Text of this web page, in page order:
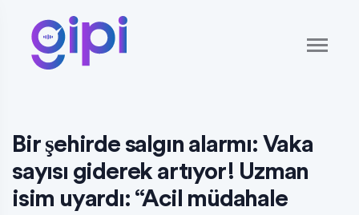
Bir şehirde salgın alarmı: Vaka
sayısı giderek artıyor! Uzman
isim uyardı: “Acil müdahale